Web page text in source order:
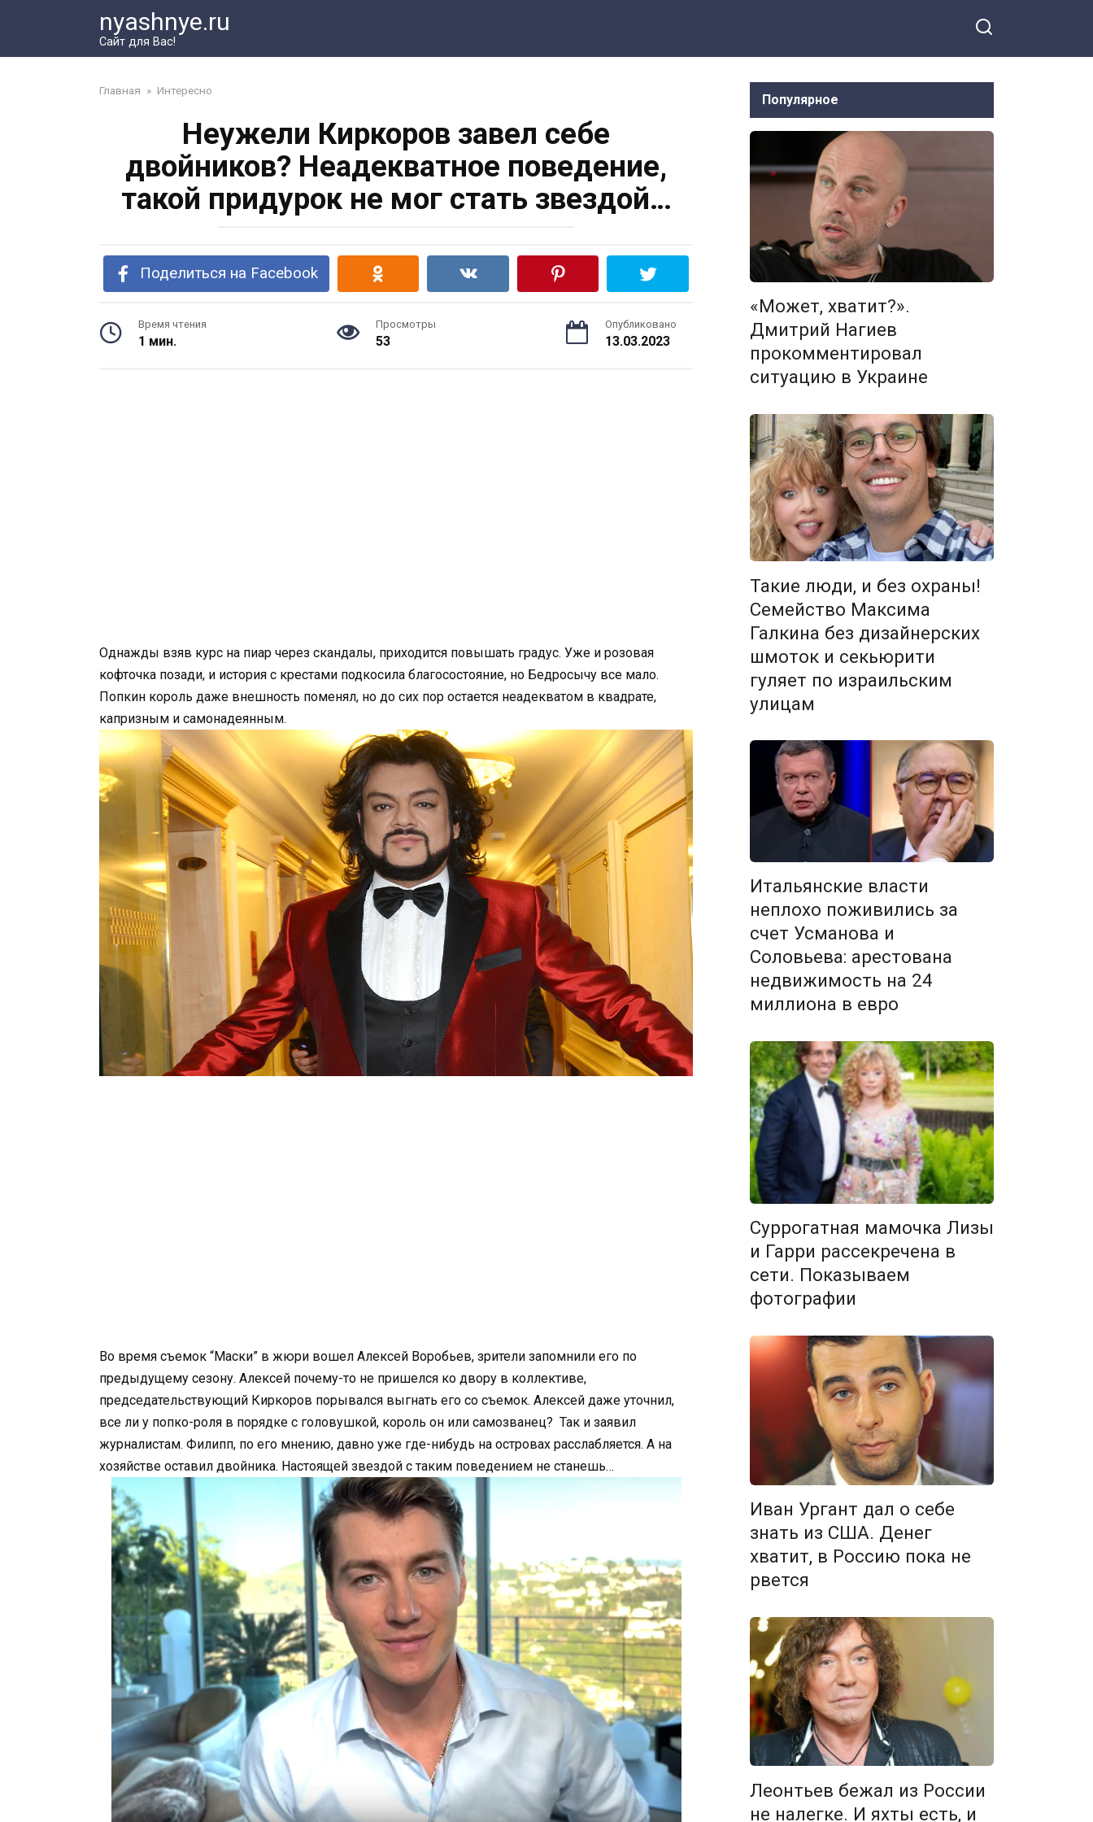
nyashnye.ru
Сайт для Вас!
Главная » Интересно
Неужели Киркоров завел себе
двойников? Неадекватное поведение,
такой придурок не мог стать звездой…
Поделиться на Facebook
Время чтения
1 мин.
Просмотры
53
Опубликовано
13.03.2023
Однажды взяв курс на пиар через скандалы, приходится повышать градус. Уже и розовая
кофточка позади, и история с крестами подкосила благосостояние, но Бедросычу все мало.
Попкин король даже внешность поменял, но до сих пор остается неадекватом в квадрате,
капризным и самонадеянным.
Во время съемок “Маски” в жюри вошел Алексей Воробьев, зрители запомнили его по
предыдущему сезону. Алексей почему-то не пришелся ко двору в коллективе,
председательствующий Киркоров порывался выгнать его со съемок. Алексей даже уточнил,
все ли у попко-роля в порядке с головушкой, король он или самозванец? Так и заявил
журналистам. Филипп, по его мнению, давно уже где-нибудь на островах расслабляется. А на
хозяйстве оставил двойника. Настоящей звездой с таким поведением не станешь…
Популярное
«Может, хватит?».
Дмитрий Нагиев
прокомментировал
ситуацию в Украине
Такие люди, и без охраны!
Семейство Максима
Галкина без дизайнерских
шмоток и секьюрити
гуляет по израильским
улицам
Итальянские власти
неплохо поживились за
счет Усманова и
Соловьева: арестована
недвижимость на 24
миллиона в евро
Суррогатная мамочка Лизы
и Гарри рассекречена в
сети. Показываем
фотографии
Иван Ургант дал о себе
знать из США. Денег
хватит, в Россию пока не
рвется
Леонтьев бежал из России
не налегке. И яхты есть, и
гражданскую позицию.
Кушанашвили пришлось
влезть